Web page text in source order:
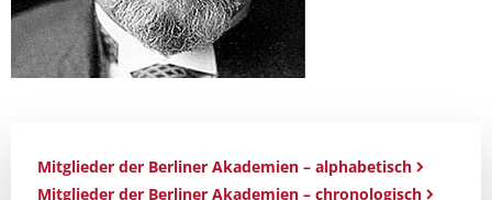
Mitglieder der Berliner Akademien – alphabetisch
Mitglieder der Berliner Akademien – chronologisch